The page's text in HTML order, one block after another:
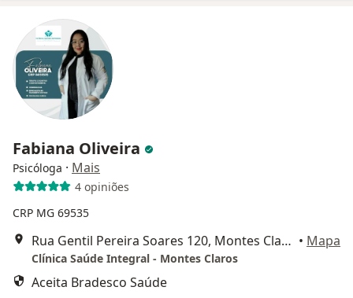
Fabiana Oliveira
Psicóloga · Mais
4 opiniões
CRP MG 69535
Rua Gentil Pereira Soares 120, Montes Claros • Mapa
Clínica Saúde Integral - Montes Claros
Aceita Bradesco Saúde